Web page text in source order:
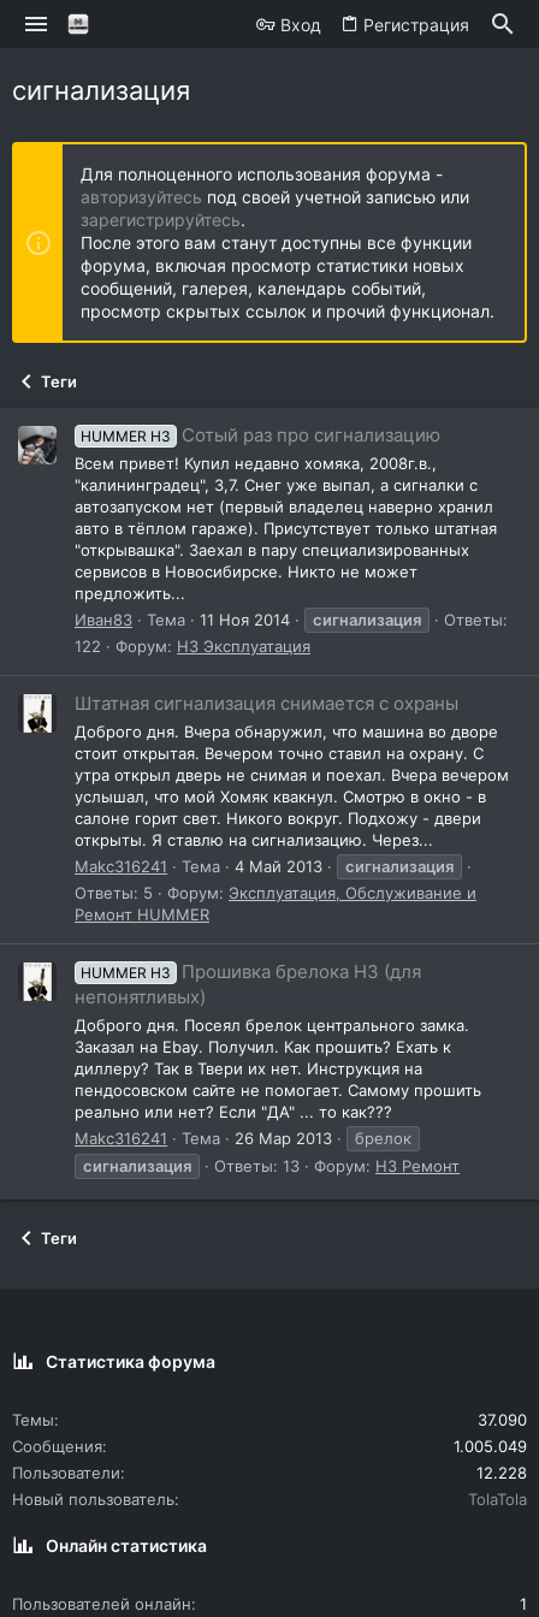
Вход Регистрация
сигнализация
Для полноценного использования форума -
авторизуйтесь под своей учетной записью или
зарегистрируйтесь.
После этого вам станут доступны все функции
форума, включая просмотр статистики новых
сообщений, галерея, календарь событий,
просмотр скрытых ссылок и прочий функционал.
Теги
HUMMER H3 Сотый раз про сигнализацию
Всем привет! Купил недавно хомяка, 2008г.в.,
"калининградец", 3,7. Снег уже выпал, а сигналки с
автозапуском нет (первый владелец наверно хранил
авто в тёплом гараже). Присутствует только штатная
"открывашка". Заехал в пару специализированных
сервисов в Новосибирске. Никто не может
предложить...
Иван83
Тема 11 Ноя 2014 сигнализация
Ответы:
122
Форум: H3 Эксплуатация
Штатная сигнализация снимается с охраны
Доброго дня. Вчера обнаружил, что машина во дворе
стоит открытая. Вечером точно ставил на охрану. С
утра открыл дверь не снимая и поехал. Вчера вечером
услышал, что мой Хомяк квакнул. Смотрю в окно - в
салоне горит свет. Никого вокруг. Подхожу - двери
открыты. Я ставлю на сигнализацию. Через...
Makc316241
Тема 4 Май 2013
сигнализация
Ответы: 5
Форум: Эксплуатация, Обслуживание и
Ремонт HUMMER
HUMMER H3
Прошивка брелока H3 (для
непонятливых)
Доброго дня. Посеял брелок центрального замка.
Заказал на Ebay. Получил. Как прошить? Ехать к
диллеру? Так в Твери их нет. Инструкция на
пендосовском сайте не помогает. Самому прошить
реально или нет? Если "ДА" ... то как???
Makc316241
Тема 26 Мар 2013
брелок
сигнализация
Ответы: 13 Форум: Н3 Ремонт
Теги
Статистика форума
Темы
37.090
Сообщения
1.005.049
Пользователи
12.228
Новый пользователь
TolaTola
Онлайн статистика
Пользователей онлайн 1